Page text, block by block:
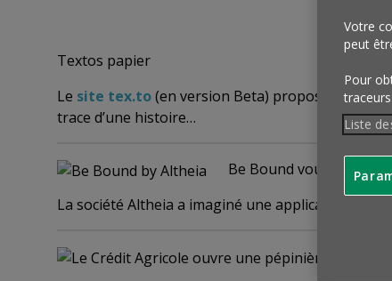
Textos papier
Le site tex.to(en version Beta) propose aux
trace d’une histoire…
Be Bound vous
La société Altheia a imaginé une application,
Votre
peut
Pour
Liste